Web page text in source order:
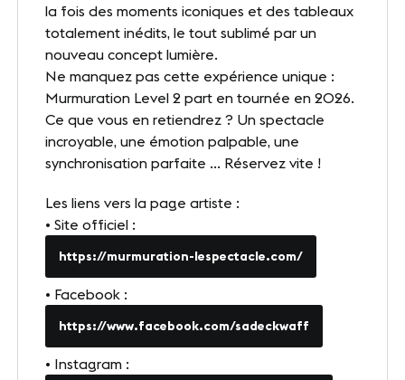
INFORMATIONS PRATIQUES
Contact
Accès
LinkedIn
la fois des moments iconiques et des tableaux
totalement inédits, le tout sublimé par un
nouveau concept lumière.
Ne manquez pas cette expérience unique :
Murmuration Level 2 part en tournée en 2026.
Ce que vous en retiendrez ? Un spectacle
incroyable, une émotion palpable, une
synchronisation parfaite … Réservez vite !
Les liens vers la page artiste :
• Site officiel :
https://murmuration-lespectacle.com/
• Facebook :
https://www.facebook.com/sadeckwaff
• Instagram :